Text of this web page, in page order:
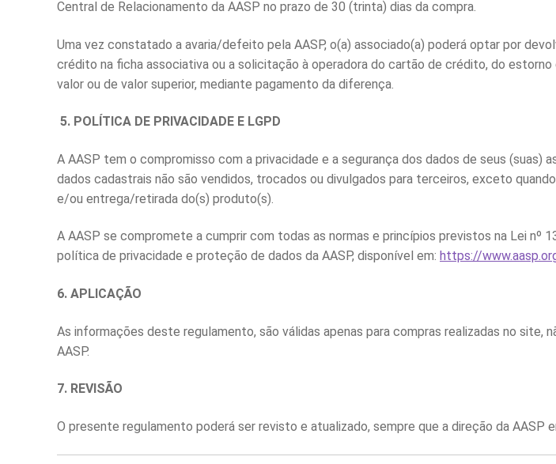
Central de Relacionamento da AASP no prazo de 30 (trinta) dias da compra.
Uma vez constatado a avaria/defeito pela AASP, o(a) associado(a) poderá optar por
crédito na ficha associativa ou a solicitação à operadora do cartão de crédito, do
valor ou de valor superior, mediante pagamento da diferença.
5. POLÍTICA DE PRIVACIDADE E LGPD
A AASP tem o compromisso com a privacidade e a segurança dos dados de seus
dados cadastrais não são vendidos, trocados ou divulgados para terceiros, exceto
e/ou entrega/retirada do(s) produto(s).
A AASP se compromete a cumprir com todas as normas e princípios previstos na Lei nº
política de privacidade e proteção de dados da AASP, disponível em: https://
6. APLICAÇÃO
As informações deste regulamento, são válidas apenas para compras realizadas no site,
AASP.
7. REVISÃO
O presente regulamento poderá ser revisto e atualizado, sempre que a direção da AASP